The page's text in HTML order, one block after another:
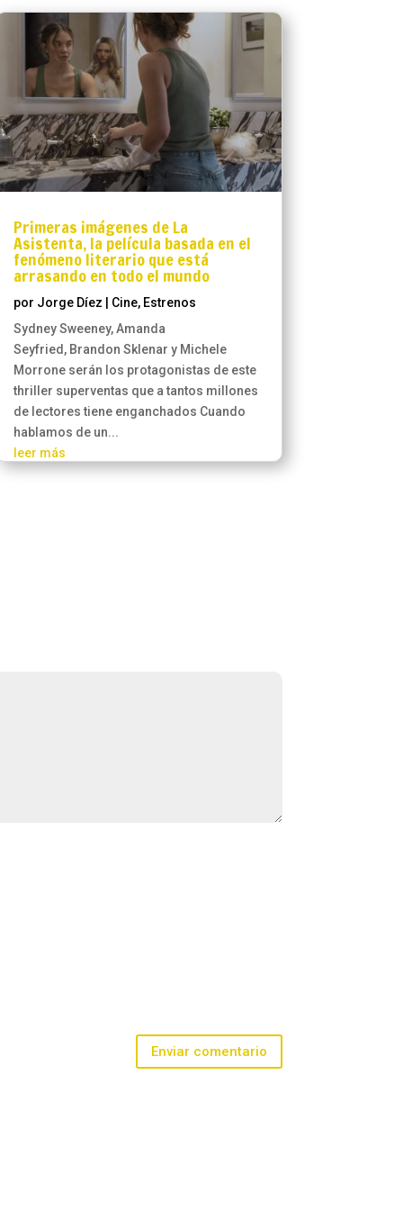
Primeras imágenes de La
Asistenta, la película basada en el
fenómeno literario que está
arrasando en todo el mundo
por Jorge Díez Cine, Estrenos
Sydney Sweeney, Amanda
Seyfried, Brandon Sklenar y Michele
Morrone serán los protagonistas de este
thriller superventas que a tantos millones
de lectores tiene enganchados Cuando
hablamos de un...
leer más
Enviar comentario